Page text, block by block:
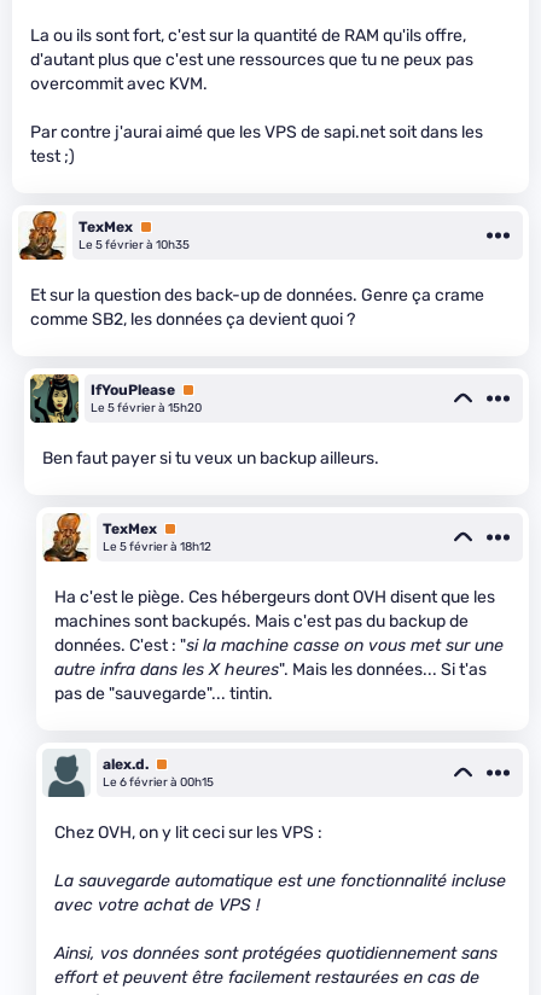
La ou ils sont fort, c'est sur la quantité de RAM qu'ils offre,
d'autant plus que c'est une ressources que tu ne peux pas
overcommit avec KVM.
Par contre j'aurai aimé que les VPS de sapi.net soit dans les
test ;)
TexMex Premium
Le 5 février à 10h35
Et sur la question des back-up de données. Genre ça crame
comme SB2, les données ça devient quoi ?
IfYouPlease Premium
Le 5 février à 15h20
Ben faut payer si tu veux un backup ailleurs.
TexMex Premium
Le 5 février à 18h12
Ha c'est le piège. Ces hébergeurs dont OVH disent que les
machines sont backupés. Mais c'est pas du backup de
données. C'est : "si la machine casse on vous met sur une
autre infra dans les X heures". Mais les données... Si t'as
pas de "sauvegarde"... tintin.
alex.d. Premium
Le 6 février à 00h15
Chez OVH, on y lit ceci sur les VPS :
La sauvegarde automatique est une fonctionnalité incluse
avec votre achat de VPS !
Ainsi, vos données sont protégées quotidiennement sans
effort et peuvent être facilement restaurées en cas de